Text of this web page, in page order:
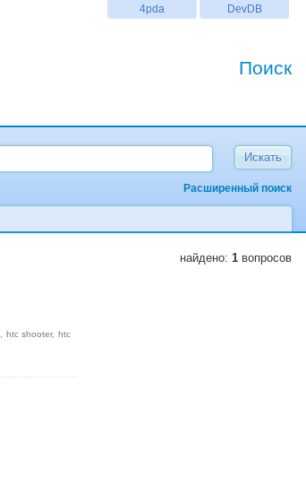
DevDB
4pda
Поиск
Расширенный поиск
найдено: 1 вопросов
htc shooter
htc